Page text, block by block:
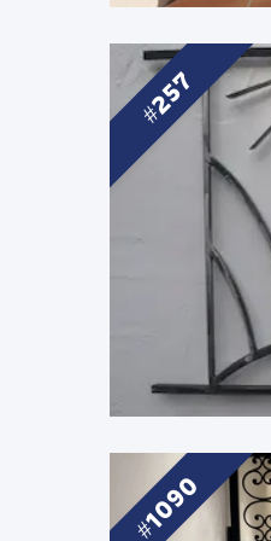
257
1090